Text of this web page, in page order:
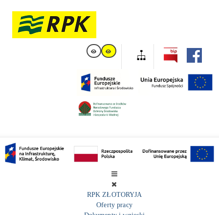
RPK ZŁOTORYJA
Oferty pracy